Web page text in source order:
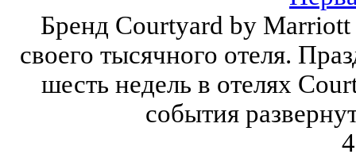
Бренд Courtyard by Marriott
своего тысячного отеля.
шесть недель в отелях
события